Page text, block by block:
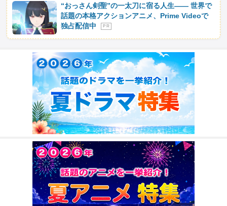
“おっさん剣聖”の一太刀に宿る人生―― 世界で
話題の本格アクションアニメ、Prime Videoで
独占配信中
P R